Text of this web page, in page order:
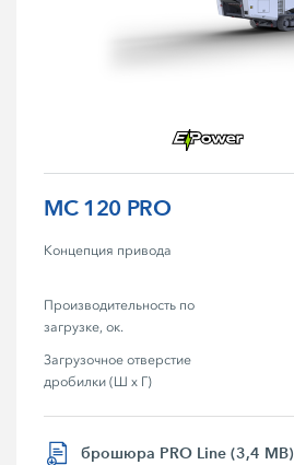
MC 120 PRO
Концепция привода
Производительность по
загрузке, ок.
Загрузочное отверстие
дробилки (Ш x Г)
брошюра PRO Line (3,4 MB)